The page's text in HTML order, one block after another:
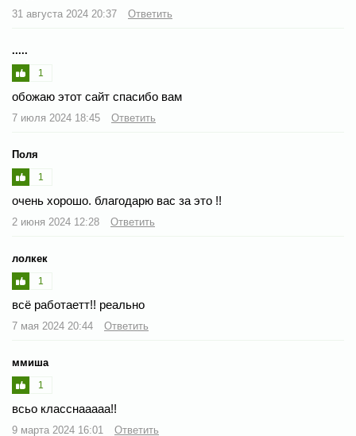
31 августа 2024 20:37 Ответить
.....
1
обожаю этот сайт спасибо вам
7 июля 2024 18:45 Ответить
Поля
1
очень хорошо. благодарю вас за это !!
2 июня 2024 12:28 Ответить
лолкек
1
всё работаетт!! реально
7 мая 2024 20:44 Ответить
ммиша
1
всьо класснааааа!!
9 марта 2024 16:01 Ответить